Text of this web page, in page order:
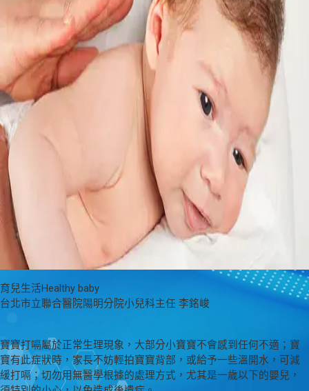
育兒生活Healthy baby
台北市立聯合醫院陽明分院小兒科主任 李銘峻
寶寶打嗝屬於正常生理現象，大部分小寶寶不會感到任何不適；寶
寶有此症狀時，家長不妨輕拍寶寶背部，或給予一些溫開水，可減
緩打嗝；切勿用無醫學根據的處理方式，尤其是一歲以下的嬰兒，